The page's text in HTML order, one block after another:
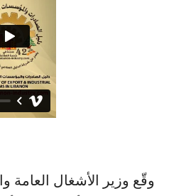
وقّع وزير الأشغال العامة